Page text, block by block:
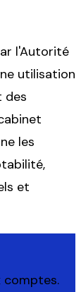
l'Autorité
utilisation
des
les
et
comptes.